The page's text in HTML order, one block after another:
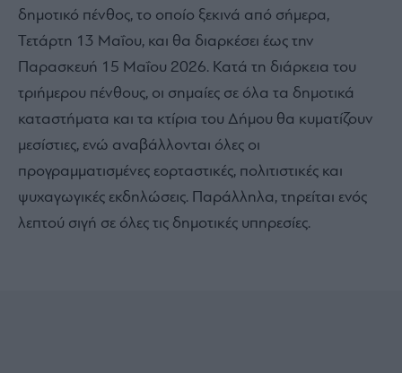
δημοτικό πένθος, το οποίο ξεκινά από σήμερα,
Τετάρτη 13 Μαΐου, και θα διαρκέσει έως την
Παρασκευή 15 Μαΐου 2026. Κατά τη διάρκεια του
τριήμερου πένθους, οι σημαίες σε όλα τα δημοτικά
καταστήματα και τα κτίρια του Δήμου θα κυματίζουν
μεσίστιες, ενώ αναβάλλονται όλες οι
προγραμματισμένες εορταστικές, πολιτιστικές και
ψυχαγωγικές εκδηλώσεις. Παράλληλα, τηρείται ενός
λεπτού σιγή σε όλες τις δημοτικές υπηρεσίες.